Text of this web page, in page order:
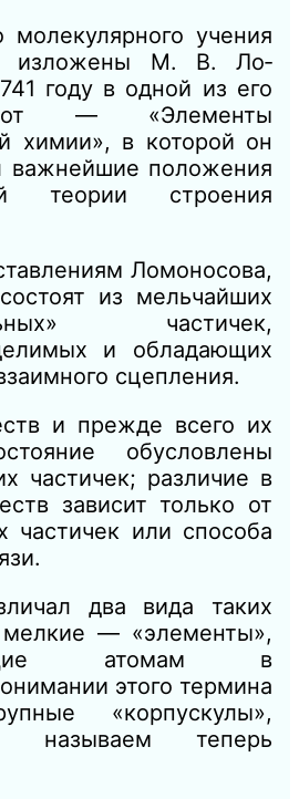
учения
изложены М. В. Ло­
году в одной из его
— «Эле­менты
химии», в которой он
важнейшие положения
теории строения
Ломоносова,
из мельчайших
частичек,
и обладающих
сцепления.
и прежде всего их
обусловлены
частичек; различие в
зависит только от
частичек или способа
два вида таких
— «элементы»,
атомам в
этого термина
«корпускулы»,
называем теперь